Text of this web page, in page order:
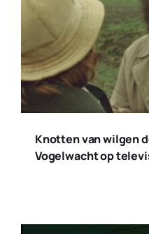
Knotten van wilgen
Vogelwacht op